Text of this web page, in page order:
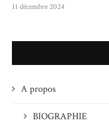
11 décembre 2024
A propos
BIOGRAPHIE